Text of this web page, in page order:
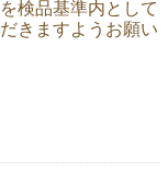
検品基準内として
きますようお願い